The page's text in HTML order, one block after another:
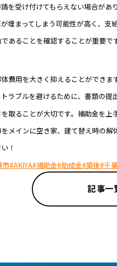
を受け付けてもらえない場合があり
まってしまう可能性が高く、支
あることを確認することが重要です
費用を大きく抑えることができます
ラブルを避けるために、書類の提
取ることが大切です。補助金を上
メインに空き家、建て替え時の解
！
市#AKIYA#補助金#助成金#築後#千
記事一